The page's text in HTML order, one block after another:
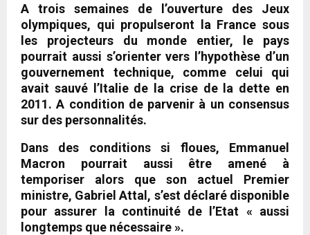
A trois semaines de l’ouverture des Jeux
olympiques, qui propulseront la France sous
les projecteurs du monde entier, le pays
pourrait aussi s’orienter vers l’hypothèse d’un
gouvernement technique, comme celui qui
avait sauvé l’Italie de la crise de la dette en
2011. A condition de parvenir à un consensus
sur des personnalités.
Dans des conditions si floues, Emmanuel
Macron pourrait aussi être amené à
temporiser alors que son actuel Premier
ministre, Gabriel Attal, s’est déclaré disponible
pour assurer la continuité de l’Etat « aussi
longtemps que nécessaire ».